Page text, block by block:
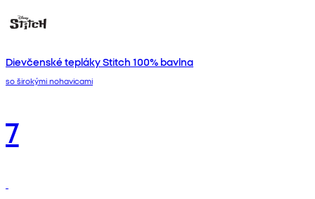
Dievčenské tepláky Stitch 100% bavlna
so širokými nohavicami
7